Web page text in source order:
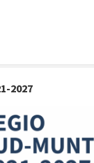
2027